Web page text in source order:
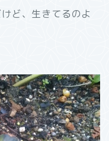
ど、生きてるのよ